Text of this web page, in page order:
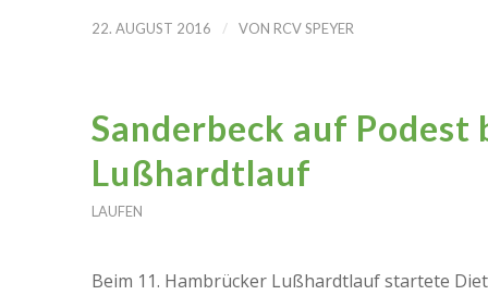
22. AUGUST 2016 / VON RCV SPEYER
Sanderbeck auf
Lußhardtlauf
LAUFEN
Beim 11. Hambrücker Lußhardtlauf startete